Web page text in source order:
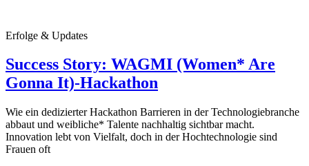
Erfolge & Updates
Success Story: WAGMI (Women* Are
Gonna It)-Hackathon
Wie ein dedizierter Hackathon Barrieren in der Technologiebranche
abbaut und weibliche* Talente nachhaltig sichtbar macht.
Innovation lebt von Vielfalt, doch in der Hochtechnologie sind
Frauen oft